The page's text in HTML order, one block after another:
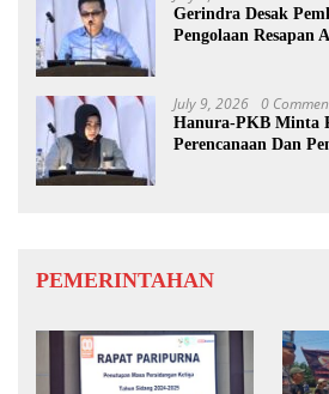
Gerindra Desak
Pengolaan Resapan
July 9, 2026 0
Hanura-PKB Minta
Perencanaan Dan
PEMERINTAHAN